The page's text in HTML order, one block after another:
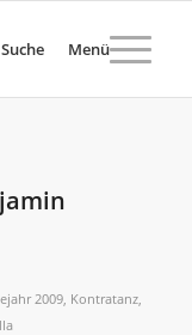
Suche Menü
2009, Kontratanz,